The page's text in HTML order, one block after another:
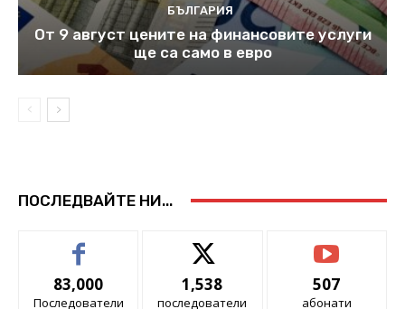
БЪЛГАРИЯ
От 9 август цените на финансовите услуги
ще са само в евро
ПОСЛЕДВАЙТЕ НИ...
83,000
Последователи
1,538
последователи
507
абонати